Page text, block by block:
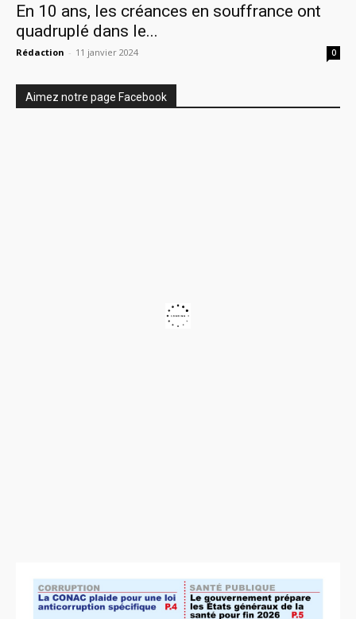
En 10 ans, les créances en souffrance ont
quadruplé dans le...
Rédaction - 11 janvier 2024 0
Aimez notre page Facebook